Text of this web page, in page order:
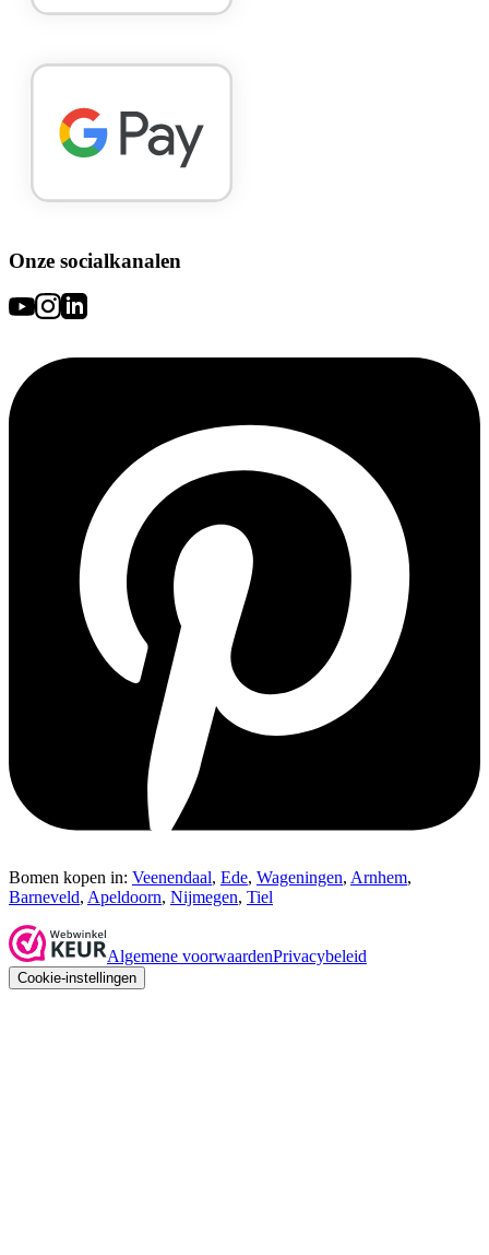
Onze socialkanalen
Bomen kopen in: Veenendaal, Ede, Wageningen, Arnhem,
Barneveld, Apeldoorn, Nijmegen, Tiel
Algemene voorwaardenPrivacybeleid
Cookie-instellingen